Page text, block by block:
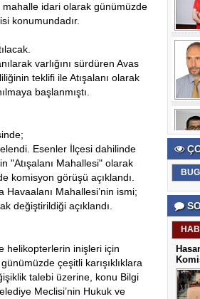
mahalle idari olarak günümüzde
konumundadır.
varlığını sürdüren Avas
teklifi ile Atışalanı olarak
başlanmıştı.
Esenler İlçesi dahilinde
"Atışalanı Mahallesi" olarak
komisyon görüşü açıklandı.
Havaalanı Mahallesi’nin ismi;
değiştirildiği açıklandı.
helikopterlerin inişleri için
çeşitli karışıklıklara
talebi üzerine, konu Bilgi
Meclisi’nin Hukuk ve